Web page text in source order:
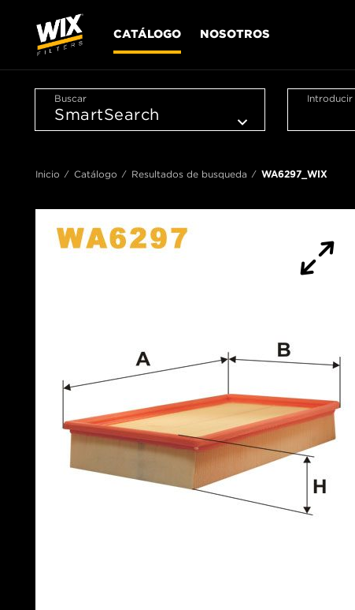
CATÁLOGO NOSOTROS
Buscar Introducir
Inicio Catálogo Resultados de busqueda WA6297_WIX